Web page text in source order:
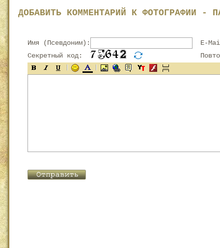
ДОБАВИТЬ КОММЕНТАРИЙ К ФОТОГРАФИИ -
Имя (Псевдоним):
E-
Секретный код: